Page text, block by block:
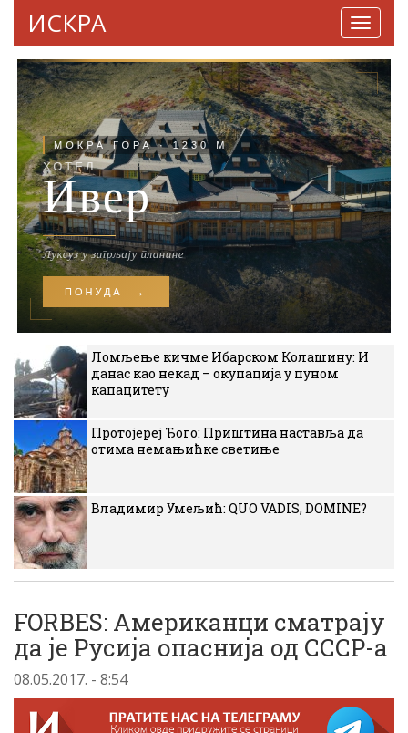
ИСКРА
Ломљење кичме Ибарском Колашину: И
данас као некад – окупација у пуном
капацитету
Протојереј Ђого: Приштина наставља да
отима немањићке светиње
Владимир Умељић: QUO VADIS, DOMINE?
FORBES: Американци сматрају
да је Русија опаснија од СССР-а
08.05.2017. - 8:54